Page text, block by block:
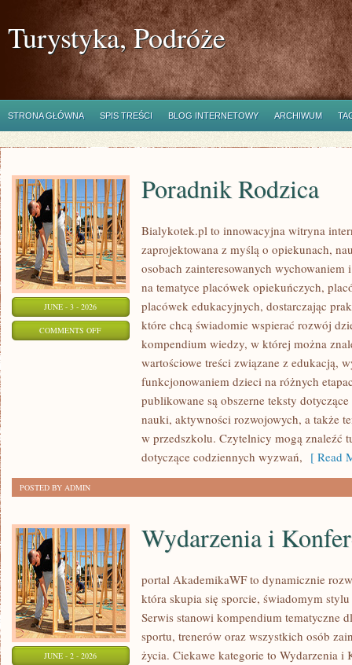
Turystyka, Podróże
STRONA GŁÓWNA SPIS TREŚCI BLOG INTERNETOWY ARCHIWUM
JUNE - 3 - 2026
COMMENTS OFFON
Poradnik Rodzica
Bialykotek.pl to innowacyjna witryna
zaprojektowana z myślą o opiekunach,
osobach zainteresowanych
na tematyce placówek opiekuńczych,
placówek edukacyjnych, dostarczając
które chcą świadomie wspierać rozwój
kompendium wiedzy, w której można
wartościowe treści związane z edukacją,
funkcjonowaniem dzieci na różnych
publikowane są obszerne teksty
nauki, aktywności rozwojowych, a także
w przedszkolu. Czytelnicy mogą znaleźć
dotyczące codziennych wyzwań, [ Read
POSTED BY ADMIN
JUNE - 2 - 2026
Wydarzenia i
portal AkademikaWF to dynamicznie
która skupia się sporcie, świadomym
Serwis stanowi kompendium tematyczne
sportu, trenerów oraz wszystkich osób
życia. Ciekawe kategorie to Wydarzenia i